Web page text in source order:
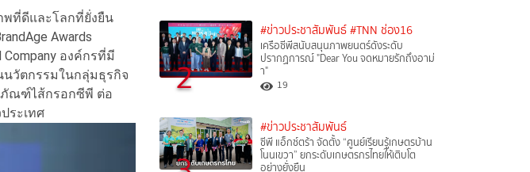
ที่ดีและโลกที่ยั่งยืน
Awards
องค์กรที่มี
วัตกรรมในกลุ่มธุรกิจ
ตภัณฑ์ไส้กรอกซีพี ต่อ
ระเทศ
2
#ข่าวประชาสัมพันธ์ #TNN ช่อง16
เครือซีพีสนับสนุนภาพยนตร์ดังระดับ
ปรากฏการณ์ "Dear You จดหมายรักถึงอาม่
า"
19
#ข่าวประชาสัมพันธ์
ซีพี แอ็กซ์ตร้า จัดตั้ง “ศูนย์เรียนรู้เกษตรบ้าน
โนนเขวา” ยกระดับเกษตรกรไทยให้เติบโต
อย่างยั่งยืน